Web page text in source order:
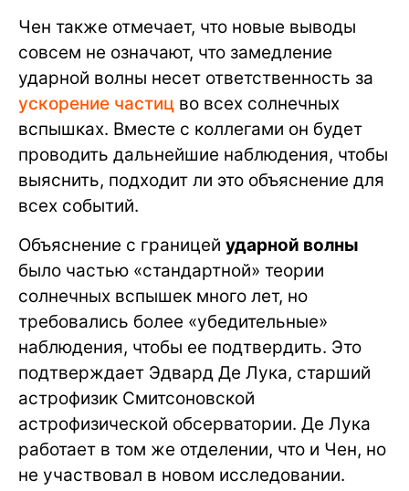
Чен также отмечает, что новые выводы
совсем не означают, что замедление
ударной волны несет ответственность за
ускорение частиц во всех солнечных
вспышках. Вместе с коллегами он будет
проводить дальнейшие наблюдения, чтобы
выяснить, подходит ли это объяснение для
всех событий.
Объяснение с границей ударной волны
было частью «стандартной» теории
солнечных вспышек много лет, но
требовались более «убедительные»
наблюдения, чтобы ее подтвердить. Это
подтверждает Эдвард Де Лука, старший
астрофизик Смитсоновской
астрофизической обсерватории. Де Лука
работает в том же отделении, что и Чен, но
не участвовал в новом исследовании.